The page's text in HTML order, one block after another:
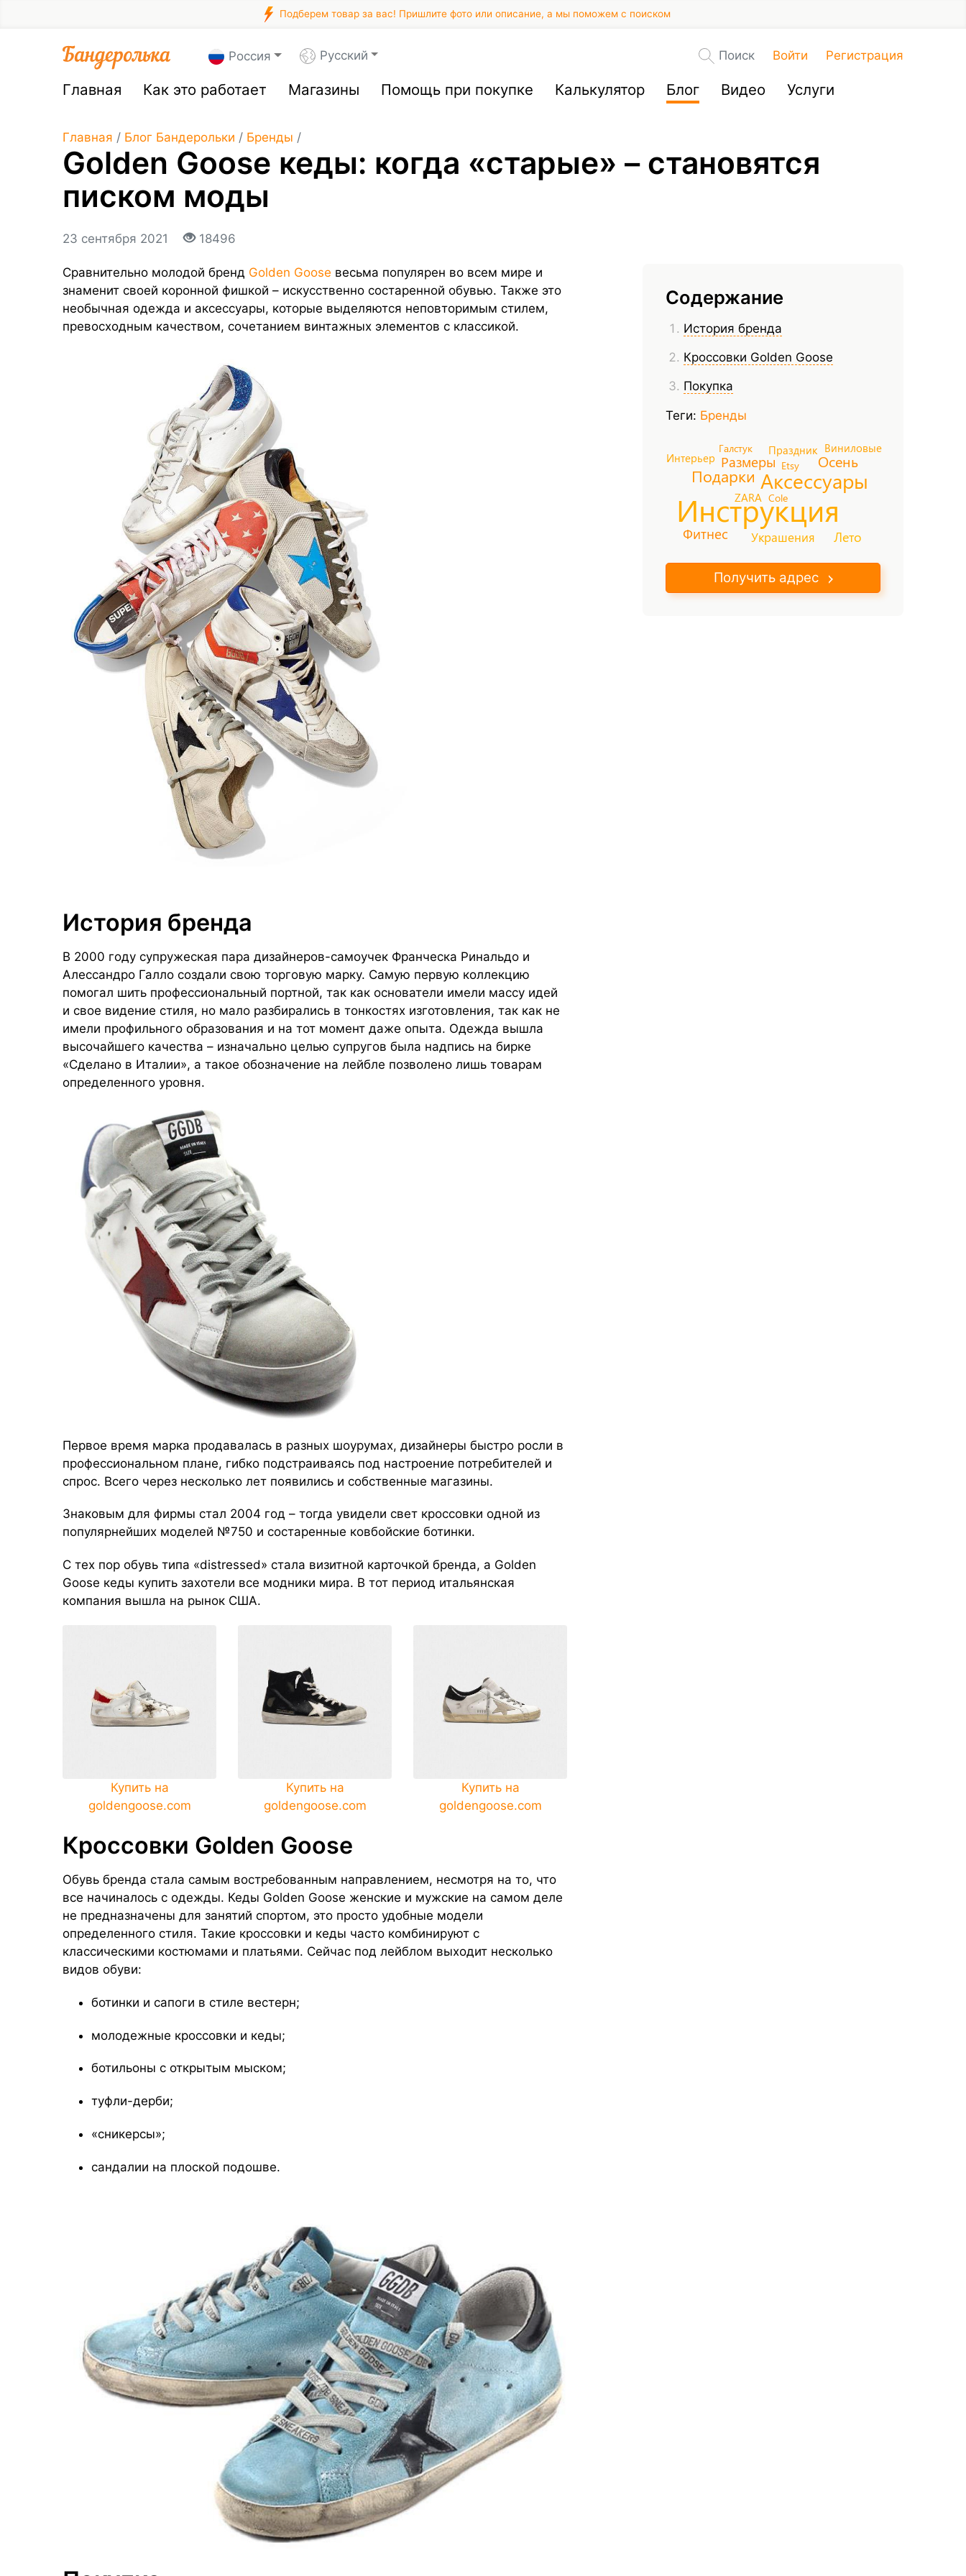
Подберем товар за вас! Пришлите фото или описание, а мы поможем с поиском
Россия Русский Поиск Войти Регистрация
Главная Как это работает Магазины Помощь при покупке Калькулятор Блог Видео Услуги
Главная / Блог Бандерольки / Бренды /
Golden Goose кеды: когда «старые» – становятся
писком моды
23 сентября 2021 18496
Содержание
История бренда
Кроссовки Golden Goose
Покупка
Теги: Бренды
Инструкция
Аксессуары
Подарки
Осень
Размеры
Фитнес Лето
Украшения
ZARA
Интерьер
Праздник Виниловые
Etsy
Cole
Галстук
Получить адрес
Сравнительно молодой бренд Golden Goose весьма популярен во всем мире и
знаменит своей коронной фишкой – искусственно состаренной обувью. Также это
необычная одежда и аксессуары, которые выделяются неповторимым стилем,
превосходным качеством, сочетанием винтажных элементов с классикой.
История бренда
В 2000 году супружеская пара дизайнеров-самоучек Франческа Ринальдо и
Алессандро Галло создали свою торговую марку. Самую первую коллекцию
помогал шить профессиональный портной, так как основатели имели массу идей
и свое видение стиля, но мало разбирались в тонкостях изготовления, так как не
имели профильного образования и на тот момент даже опыта. Одежда вышла
высочайшего качества – изначально целью супругов была надпись на бирке
«Сделано в Италии», а такое обозначение на лейбле позволено лишь товарам
определенного уровня.
Первое время марка продавалась в разных шоурумах, дизайнеры быстро росли в
профессиональном плане, гибко подстраиваясь под настроение потребителей и
спрос. Всего через несколько лет появились и собственные магазины.
Знаковым для фирмы стал 2004 год – тогда увидели свет кроссовки одной из
популярнейших моделей №750 и состаренные ковбойские ботинки.
С тех пор обувь типа «distressed» стала визитной карточкой бренда, а Golden
Goose кеды купить захотели все модники мира. В тот период итальянская
компания вышла на рынок США.
Купить на
goldengoose.com
Купить на
goldengoose.com
Купить на
goldengoose.com
Кроссовки Golden Goose
Обувь бренда стала самым востребованным направлением, несмотря на то, что
все начиналось с одежды. Кеды Golden Goose женские и мужские на самом деле
не предназначены для занятий спортом, это просто удобные модели
определенного стиля. Такие кроссовки и кеды часто комбинируют с
классическими костюмами и платьями. Сейчас под лейблом выходит несколько
видов обуви:
ботинки и сапоги в стиле вестерн;
молодежные кроссовки и кеды;
ботильоны с открытым мыском;
туфли-дерби;
«сникерсы»;
сандалии на плоской подошве.